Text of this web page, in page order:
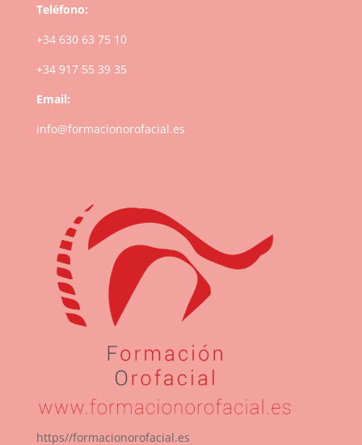
Teléfono:
+34 630 63 75 10
+34 917 55 39 35
Email:
info@formacionorofacial.es
https//formacionorofacial.es